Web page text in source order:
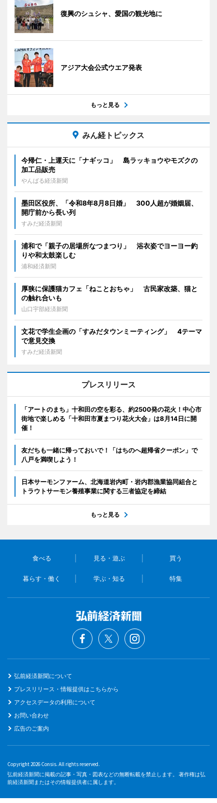
復興のシュシャ、愛国の観光地に
アジア大会公式ウエア発表
もっと見る
みん経トピックス
今帰仁・上運天に「ナギッコ」 島ラッキョウやモズクの
加工品販売
やんばる経済新聞
墨田区役所、「令和8年8月8日婚」 300人超が婚姻届、
開庁前から長い列
すみだ経済新聞
浦和で「親子の居場所なつまつり」 浴衣姿でヨーヨー釣
りや和太鼓楽しむ
浦和経済新聞
厚狭に保護猫カフェ「ねことおちゃ」 古民家改築、猫と
の触れ合いも
山口宇部経済新聞
文花で学生企画の「すみだタウンミーティング」 4テーマ
で意見交換
すみだ経済新聞
プレスリリース
「アートのまち」十和田の空を彩る、約2500発の花火！中心市
街地で楽しめる「十和田市夏まつり花火大会」は8月14日に開
催！
友だちも一緒に帰っておいで！「はちのへ超帰省クーポン」で
八戸を満喫しよう！
日本サーモンファーム、北海道岩内町・岩内郡漁業協同組合と
トラウトサーモン養殖事業に関する三者協定を締結
もっと見る
食べる 見る・遊ぶ 買う
暮らす・働く 学ぶ・知る 特集
弘前経済新聞について
プレスリリース・情報提供はこちらから
アクセスデータの利用について
お問い合わせ
広告のご案内
Copyright 2026 Consis. All rights reserved.
弘前経済新聞に掲載の記事・写真・図表などの無断転載を禁止します。 著作権は弘
前経済新聞またはその情報提供者に属します。